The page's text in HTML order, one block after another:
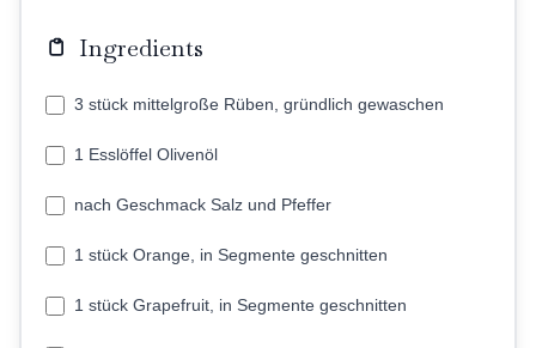
Ingredients
3 stück mittelgroße Rüben, gründlich gewaschen
1 Esslöffel Olivenöl
nach Geschmack Salz und Pfeffer
1 stück Orange, in Segmente geschnitten
1 stück Grapefruit, in Segmente geschnitten